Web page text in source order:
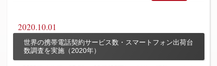
2020.10.01
世界の携帯電話契約サービス数・スマートフォン出荷台
数調査を実施（2020年）